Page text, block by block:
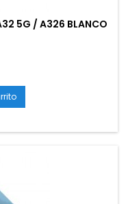
5G / A326 BLANCO